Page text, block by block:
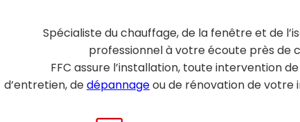
Spécialiste du chauffage, de la fenêtre et de
professionnel à votre écoute près de
FFC assure l’installation, toute intervention
d’entretien, dedépannageou de rénovation de votre